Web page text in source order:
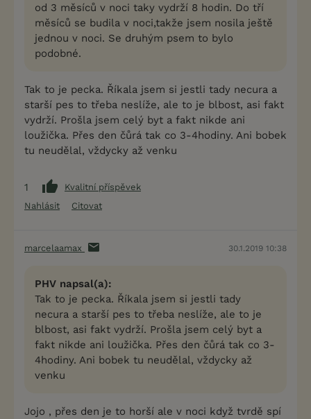
od 3 měsíců v noci taky vydrží 8 hodin. Do tří
měsíců se budila v noci,takže jsem nosila ještě
jednou v noci. Se druhým psem to bylo
podobné.
Tak to je pecka. Říkala jsem si jestli tady necura a
starší pes to třeba neslíže, ale to je blbost, asi fakt
vydrží. Prošla jsem celý byt a fakt nikde ani
loužička. Přes den čůrá tak co 3-4hodiny. Ani bobek
tu neudělal, vždycky až venku
1
Kvalitní příspěvek
Nahlásit
Citovat
marcelaamax 30.1.2019 10:38
PHV napsal(a):
Tak to je pecka. Říkala jsem si jestli tady
necura a starší pes to třeba neslíže, ale to je
blbost, asi fakt vydrží. Prošla jsem celý byt a
fakt nikde ani loužička. Přes den čůrá tak co 3-
4hodiny. Ani bobek tu neudělal, vždycky až
venku
Jojo , přes den je to horší ale v noci když tvrdě spí